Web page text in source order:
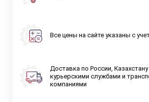
Все цены на сайте указаны с
Доставка по России, Казахстану
курьерскими службами и
компаниями